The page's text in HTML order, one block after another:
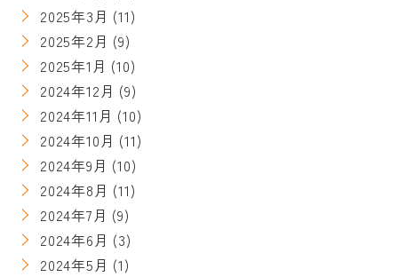
2025年3月 (11)
2025年2月 (9)
2025年1月 (10)
2024年12月 (9)
2024年11月 (10)
2024年10月 (11)
2024年9月 (10)
2024年8月 (11)
2024年7月 (9)
2024年6月 (3)
2024年5月 (1)